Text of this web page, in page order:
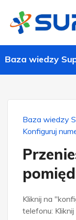
Baza wiedzy
Konfiguruj
Kliknij na
telefonu: